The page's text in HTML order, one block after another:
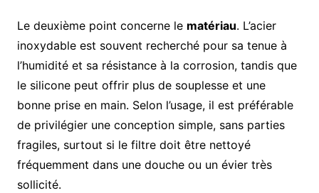
Le deuxième point concerne le matériau. L’acier
inoxydable est souvent recherché pour sa tenue à
l’humidité et sa résistance à la corrosion, tandis que
le silicone peut offrir plus de souplesse et une
bonne prise en main. Selon l’usage, il est préférable
de privilégier une conception simple, sans parties
fragiles, surtout si le filtre doit être nettoyé
fréquemment dans une douche ou un évier très
sollicité.